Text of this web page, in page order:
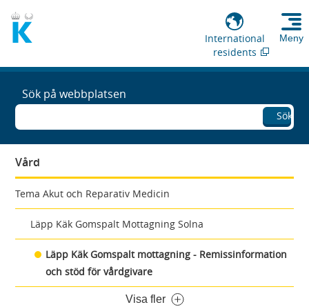
International
residents
Meny
Sök på webbplatsen
Sök
Vård
Tema Akut och Reparativ Medicin
Läpp Käk Gomspalt Mottagning Solna
Läpp Käk Gomspalt mottagning - Remissinformation
och stöd för vårdgivare
Visa fler